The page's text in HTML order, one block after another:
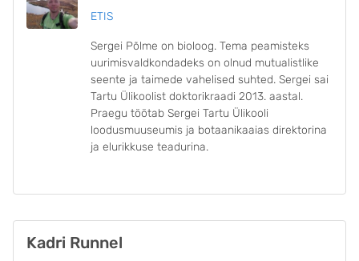
ETIS
Sergei Põlme on bioloog. Tema peamisteks
uurimisvaldkondadeks on olnud mutualistlike
seente ja taimede vahelised suhted. Sergei sai
Tartu Ülikoolist doktorikraadi 2013. aastal.
Praegu töötab Sergei Tartu Ülikooli
loodusmuuseumis ja botaanikaaias direktorina
ja elurikkuse teadurina.
Kadri Runnel